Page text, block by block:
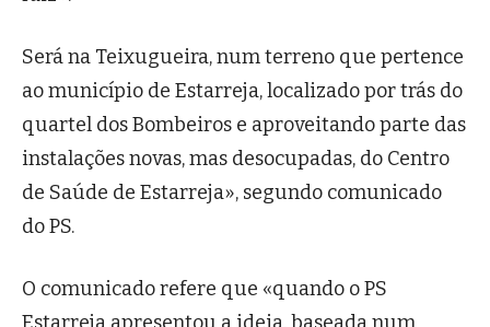
Será na Teixugueira, num terreno que pertence
ao município de Estarreja, localizado por trás do
quartel dos Bombeiros e aproveitando parte das
instalações novas, mas desocupadas, do Centro
de Saúde de Estarreja», segundo comunicado
do PS.
O comunicado refere que «quando o PS